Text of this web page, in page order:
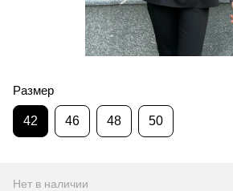
Размер
42 46 48 50
Нет в наличии